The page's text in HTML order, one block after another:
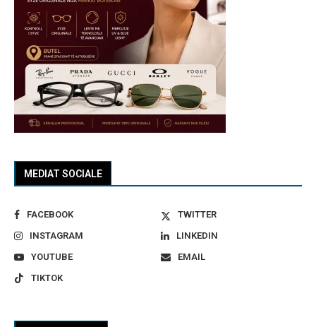
MEDIAT SOCIALE
FACEBOOK
TWITTER
INSTAGRAM
LINKEDIN
YOUTUBE
EMAIL
TIKTOK